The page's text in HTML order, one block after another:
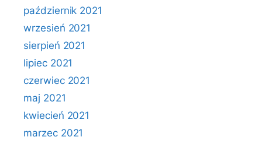
październik 2021
wrzesień 2021
sierpień 2021
lipiec 2021
czerwiec 2021
maj 2021
kwiecień 2021
marzec 2021